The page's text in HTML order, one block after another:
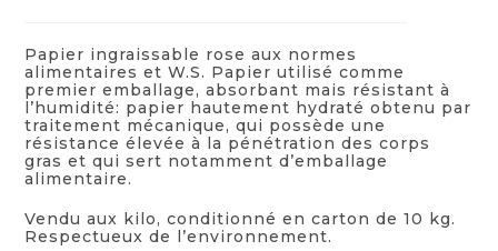
Papier ingraissable rose aux normes
alimentaires et W.S. Papier utilisé comme
premier emballage, absorbant mais résistant à
l’humidité: papier hautement hydraté obtenu par
traitement mécanique, qui possède une
résistance élevée à la pénétration des corps
gras et qui sert notamment d’emballage
alimentaire.
Vendu aux kilo, conditionné en carton de 10 kg.
Respectueux de l’environnement.